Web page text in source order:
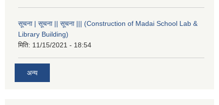
सूचना | सूचना || सूचना ||| (Construction of Madai School Lab &
Library Building)
मिति: 11/15/2021 - 18:54
अन्य